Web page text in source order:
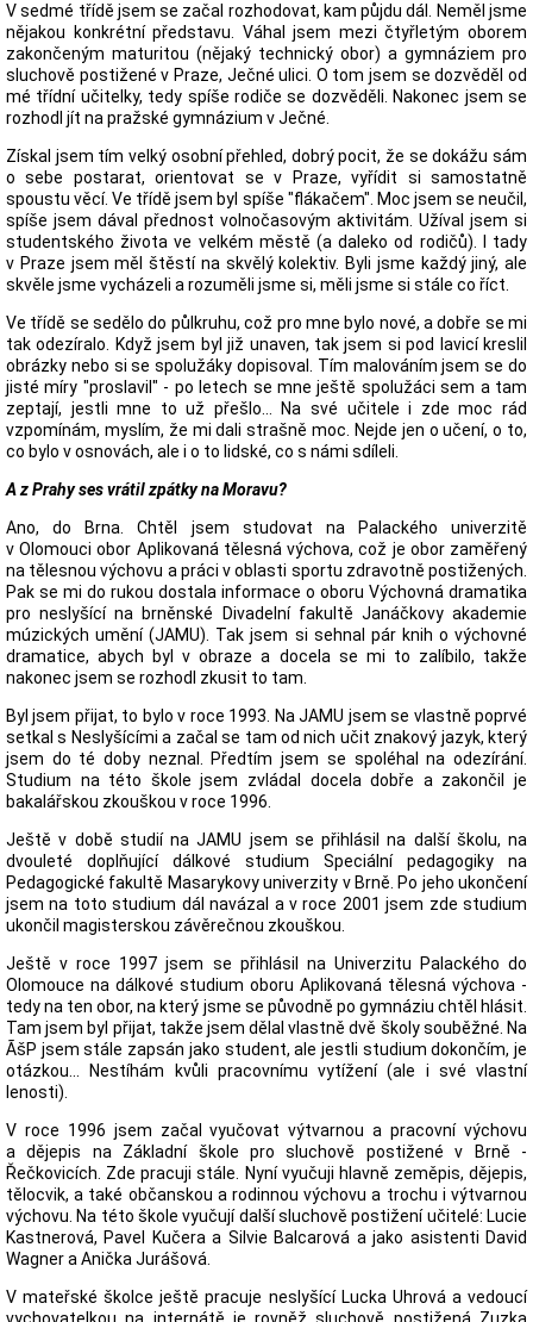
V sedmé třídě jsem se začal rozhodovat, kam půjdu dál. Neměl jsme
nějakou konkrétní představu. Váhal jsem mezi čtyřletým oborem
zakončeným maturitou (nějaký technický obor) a gymnáziem pro
sluchově postižené v Praze, Ječné ulici. O tom jsem se dozvěděl od
mé třídní učitelky, tedy spíše rodiče se dozvěděli. Nakonec jsem se
rozhodl jít na pražské gymnázium v Ječné.
Získal jsem tím velký osobní přehled, dobrý pocit, že se dokážu sám
o sebe postarat, orientovat se v Praze, vyřídit si samostatně
spoustu věcí. Ve třídě jsem byl spíše "flákačem". Moc jsem se neučil,
spíše jsem dával přednost volnočasovým aktivitám. Užíval jsem si
studentského života ve velkém městě (a daleko od rodičů). I tady
v Praze jsem měl štěstí na skvělý kolektiv. Byli jsme každý jiný, ale
skvěle jsme vycházeli a rozuměli jsme si, měli jsme si stále co říct.
Ve třídě se sedělo do půlkruhu, což pro mne bylo nové, a dobře se mi
tak odezíralo. Když jsem byl již unaven, tak jsem si pod lavicí kreslil
obrázky nebo si se spolužáky dopisoval. Tím malováním jsem se do
jisté míry "proslavil" - po letech se mne ještě spolužáci sem a tam
zeptají, jestli mne to už přešlo... Na své učitele i zde moc rád
vzpomínám, myslím, že mi dali strašně moc. Nejde jen o učení, o to,
co bylo v osnovách, ale i o to lidské, co s námi sdíleli.
A z Prahy ses vrátil zpátky na Moravu?
Ano, do Brna. Chtěl jsem studovat na Palackého univerzitě
v Olomouci obor Aplikovaná tělesná výchova, což je obor zaměřený
na tělesnou výchovu a práci v oblasti sportu zdravotně postižených.
Pak se mi do rukou dostala informace o oboru Výchovná dramatika
pro neslyšící na brněnské Divadelní fakultě Janáčkovy akademie
múzických umění (JAMU). Tak jsem si sehnal pár knih o výchovné
dramatice, abych byl v obraze a docela se mi to zalíbilo, takže
nakonec jsem se rozhodl zkusit to tam.
Byl jsem přijat, to bylo v roce 1993. Na JAMU jsem se vlastně poprvé
setkal s Neslyšícími a začal se tam od nich učit znakový jazyk, který
jsem do té doby neznal. Předtím jsem se spoléhal na odezírání.
Studium na této škole jsem zvládal docela dobře a zakončil je
bakalářskou zkouškou v roce 1996.
Ještě v době studií na JAMU jsem se přihlásil na další školu, na
dvouleté doplňující dálkové studium Speciální pedagogiky na
Pedagogické fakultě Masarykovy univerzity v Brně. Po jeho ukončení
jsem na toto studium dál navázal a v roce 2001 jsem zde studium
ukončil magisterskou závěrečnou zkouškou.
Ještě v roce 1997 jsem se přihlásil na Univerzitu Palackého do
Olomouce na dálkové studium oboru Aplikovaná tělesná výchova -
tedy na ten obor, na který jsme se původně po gymnáziu chtěl hlásit.
Tam jsem byl přijat, takže jsem dělal vlastně dvě školy souběžné. Na
ÃšP jsem stále zapsán jako student, ale jestli studium dokončím, je
otázkou... Nestíhám kvůli pracovnímu vytížení (ale i své vlastní
lenosti).
V roce 1996 jsem začal vyučovat výtvarnou a pracovní výchovu
a dějepis na Základní škole pro sluchově postižené v Brně -
Řečkovicích. Zde pracuji stále. Nyní vyučuji hlavně zeměpis, dějepis,
tělocvik, a také občanskou a rodinnou výchovu a trochu i výtvarnou
výchovu. Na této škole vyučují další sluchově postižení učitelé: Lucie
Kastnerová, Pavel Kučera a Silvie Balcarová a jako asistenti David
Wagner a Anička Jurášová.
V mateřské školce ještě pracuje neslyšící Lucka Uhrová a vedoucí